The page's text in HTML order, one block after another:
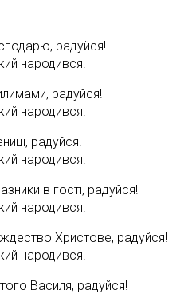
радуйся!
народився!
радуйся!
народився!
радуйся!
народився!
в гості, радуйся!
народився!
Христове, радуйся!
народився!
Василя, радуйся!